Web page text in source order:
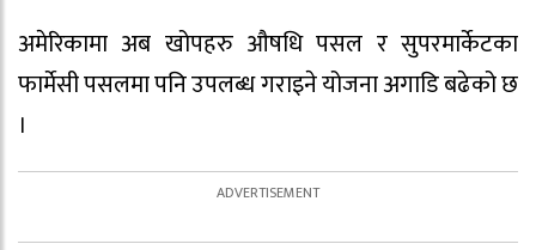
अमेरिकामा अब खोपहरु औषधि पसल र सुपरमार्केटका
फार्मेसी पसलमा पनि उपलब्ध गराइने योजना अगाडि बढेको छ
।